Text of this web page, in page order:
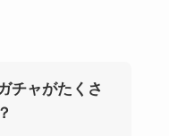
チャがたくさ